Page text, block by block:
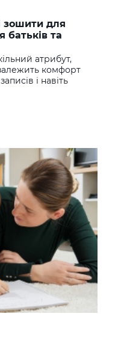
зошити для
батьків та
атрибут,
комфорт
і навіть